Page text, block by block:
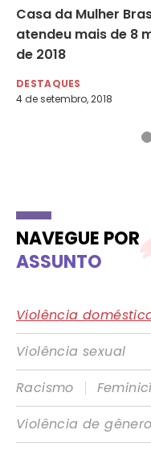
Casa da Mulher
atendeu mais de 8
de 2018
DESTAQUES
4 de setembro, 2018
NAVEGUE POR
ASSUNTO
Violência
Violência sexual
Racismo
|
Violência de